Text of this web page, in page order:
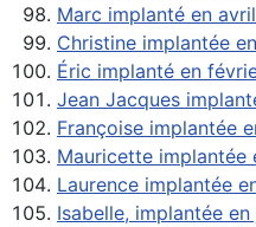
Marc implanté en
Christine implantée
Éric implanté en
Jean Jacques
Françoise implantée
Mauricette implantée
Laurence implantée
Isabelle, implantée